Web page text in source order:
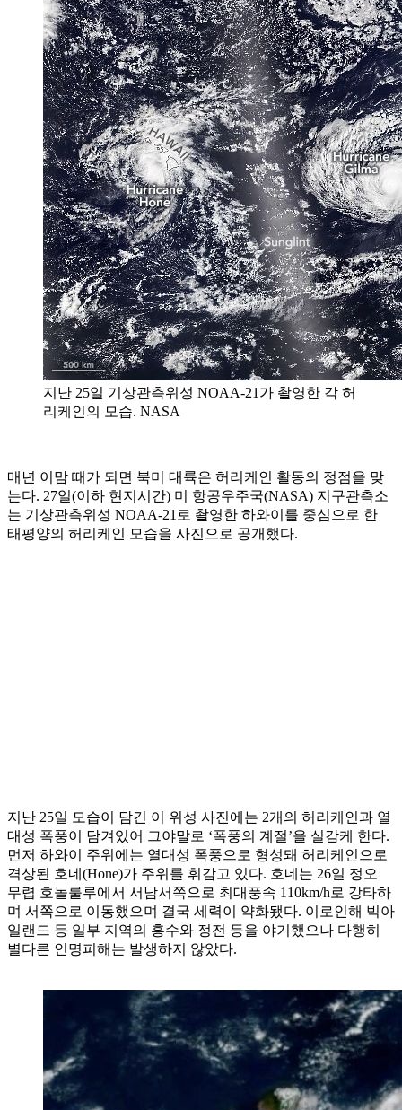
지난 25일 기상관측위성 NOAA-21가 촬영한 각 허
리케인의 모습. NASA
매년 이맘 때가 되면 북미 대륙은 허리케인 활동의 정점을 맞
는다. 27일(이하 현지시간) 미 항공우주국(NASA) 지구관측소
는 기상관측위성 NOAA-21로 촬영한 하와이를 중심으로 한
태평양의 허리케인 모습을 사진으로 공개했다.
지난 25일 모습이 담긴 이 위성 사진에는 2개의 허리케인과 열
대성 폭풍이 담겨있어 그야말로 ‘폭풍의 계절’을 실감케 한다.
먼저 하와이 주위에는 열대성 폭풍으로 형성돼 허리케인으로
격상된 호네(Hone)가 주위를 휘감고 있다. 호네는 26일 정오
무렵 호놀룰루에서 서남서쪽으로 최대풍속 110km/h로 강타하
며 서쪽으로 이동했으며 결국 세력이 약화됐다. 이로인해 빅아
일랜드 등 일부 지역의 홍수와 정전 등을 야기했으나 다행히
별다른 인명피해는 발생하지 않았다.